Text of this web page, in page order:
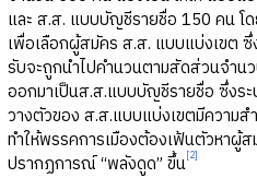
และ ส.ส. แบบบัญชีรายชื่อ 150 คน โ
เพื่อเลือกผู้สมัคร ส.ส. แบบแบ่งเขต
รับจะถูกนำไปคำนวนตามสัดส่วนจำน
ออกมาเป็นส.ส.แบบบัญชีรายชื่อ ซึ่งร
วางตัวของ ส.ส.แบบแบ่งเขตมีความ
ทำให้พรรคการเมืองต้องเฟ้นตัวหาผู้
ปรากฏการณ์ “พลังดูด” ขึ้น[2]